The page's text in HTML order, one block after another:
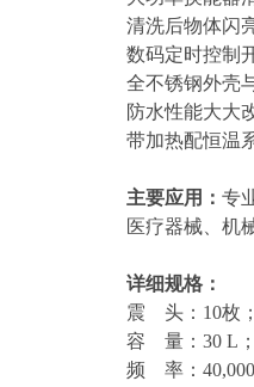
清洗后物体闪
数码定时控制
全不锈钢外壳
防水性能大大
带加热配恒温
主要应用： 专
医疗器械、机
详细规格：
震 头： 10枚；
容 量： 30 L ；
频 率：